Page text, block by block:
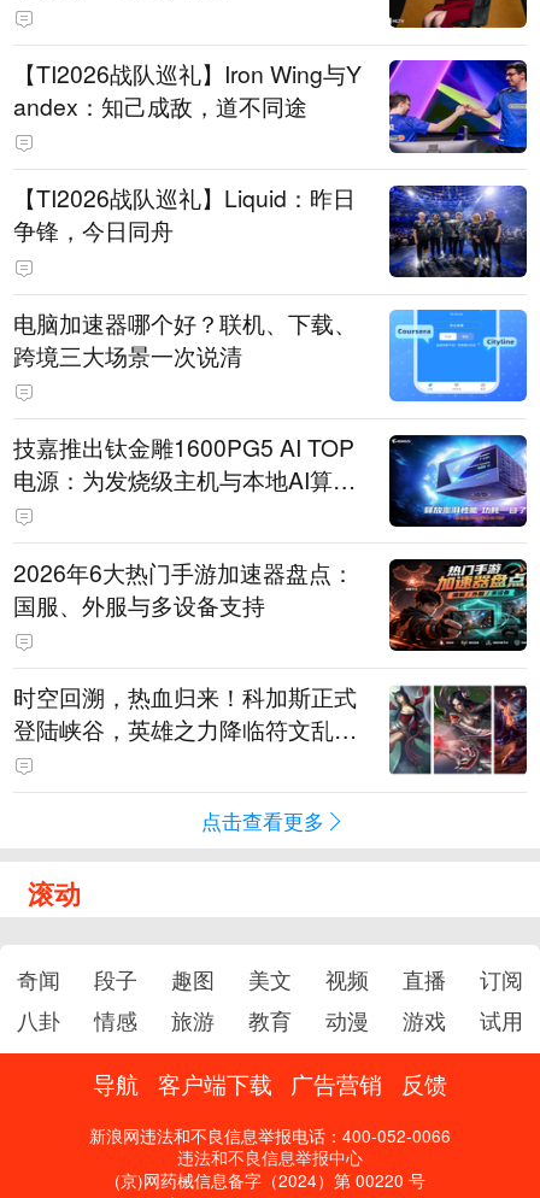
【TI2026战队巡礼】Iron Wing与Y
andex：知己成敌，道不同途
【TI2026战队巡礼】Liquid：昨日
争锋，今日同舟
电脑加速器哪个好？联机、下载、
跨境三大场景一次说清
技嘉推出钛金雕1600PG5 AI TOP
电源：为发烧级主机与本地AI算力
打造旗舰供电方案
2026年6大热门手游加速器盘点：
国服、外服与多设备支持
时空回溯，热血归来！科加斯正式
登陆峡谷，英雄之力降临符文乱
斗！
点击查看更多
滚动
奇闻 段子 趣图 美文 视频 直播
订阅
八卦
情感 旅游 教育 动漫 游戏 试用
导航 客户端下载 广告营销 反馈
新浪网违法和不良信息举报电话：400-052-0066
违法和不良信息举报中心
(京)网药械信息备字（2024）第 00220 号